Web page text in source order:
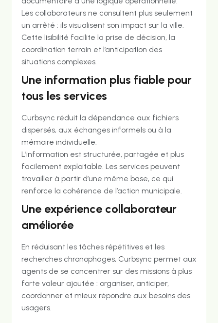
Les collaborateurs ne consultent plus seulement
un arrêté : ils visualisent son impact sur la ville.
Cette lisibilité facilite la prise de décision, la
coordination terrain et l’anticipation des
situations complexes.
Une information plus fiable pour
tous les services
Curbsync réduit la dépendance aux fichiers
dispersés, aux échanges informels ou à la
mémoire individuelle.
L’information est structurée, partagée et plus
facilement exploitable. Les services peuvent
travailler à partir d’une même base, ce qui
renforce la cohérence de l’action municipale.
Une expérience collaborateur
améliorée
En réduisant les tâches répétitives et les
recherches chronophages, Curbsync permet aux
agents de se concentrer sur des missions à plus
forte valeur ajoutée : organiser, anticiper,
coordonner et mieux répondre aux besoins des
usagers.